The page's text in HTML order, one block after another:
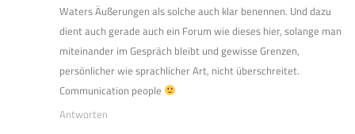
Waters Äußerungen als solche auch klar benennen. Und dazu
dient auch gerade auch ein Forum wie dieses hier, solange man
miteinander im Gespräch bleibt und gewisse Grenzen,
persönlicher wie sprachlicher Art, nicht überschreitet.
Communication people
Antworten